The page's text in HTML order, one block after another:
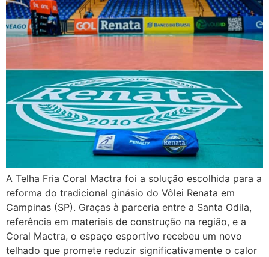
A Telha Fria Coral Mactra foi a solução escolhida para a
reforma do tradicional ginásio do Vôlei Renata em
Campinas (SP). Graças à parceria entre a Santa Odila,
referência em materiais de construção na região, e a
Coral Mactra, o espaço esportivo recebeu um novo
telhado que promete reduzir significativamente o calor